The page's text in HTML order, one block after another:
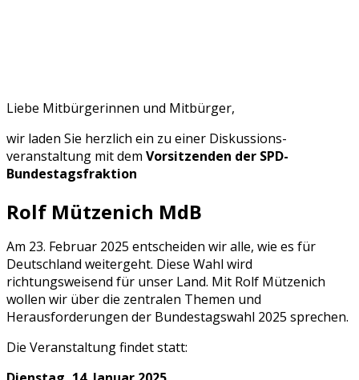
Liebe Mitbürgerinnen und Mitbürger,
wir laden Sie herzlich ein zu einer Diskussions­
veranstaltung mit dem Vorsitzenden der SPD-
Bundestagsfraktion
Rolf Mützenich MdB
Am 23. Februar 2025 entscheiden wir alle, wie es für
Deutschland weitergeht. Diese Wahl wird
richtungsweisend für unser Land. Mit Rolf Mützenich
wollen wir über die zentralen Themen und
Herausforderungen der Bundestagswahl 2025 sprechen.
Die Veranstaltung findet statt: